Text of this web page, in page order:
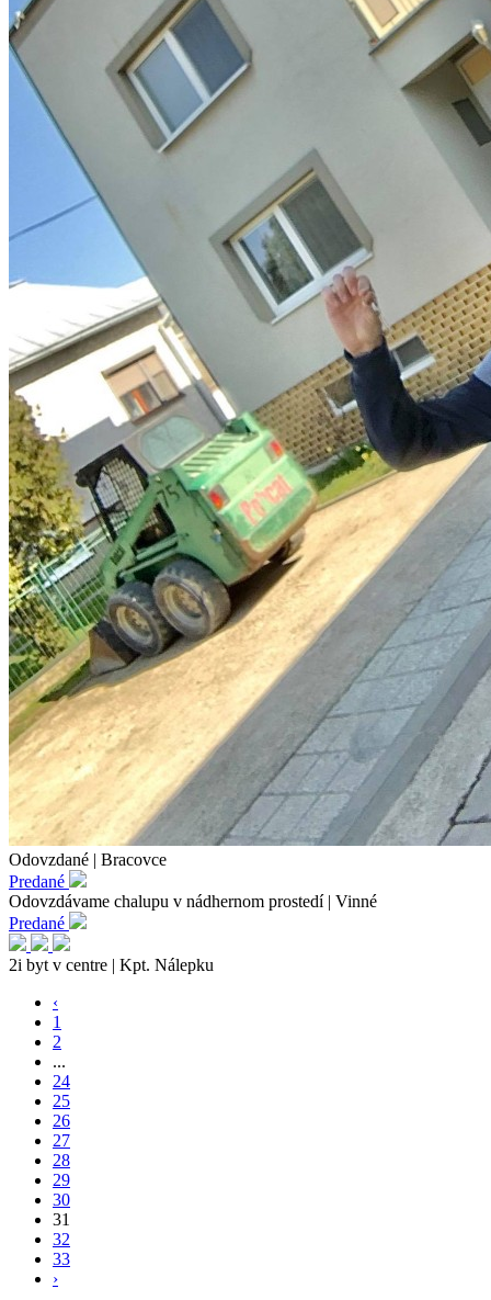
Odovzdané | Bracovce
Predané
Odovzdávame chalupu v nádhernom prostedí | Vinné
Predané
2i byt v centre | Kpt. Nálepku
‹
1
2
...
24
25
26
27
28
29
30
31
32
33
›